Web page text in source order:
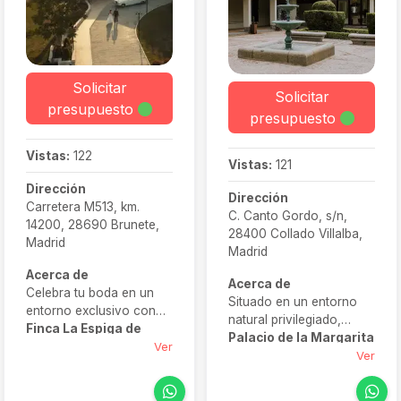
Solicitar
presupuesto
Vistas: 122
Dirección
Carretera M513, km.
14200, 28690 Brunete,
Madrid
Acerca de
Celebra tu boda en un
entorno exclusivo con
Finca La Espiga de
Ver
Solicitar
presupuesto
Vistas: 121
Dirección
C. Canto Gordo, s/n,
28400 Collado Villalba,
Madrid
Acerca de
Situado en un entorno
natural privilegiado,
Palacio de la Margarita
ofrece el marco perfecto
para boda de vuestros
Ver